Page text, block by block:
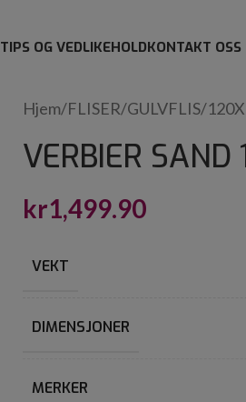
TIPS OG VEDLIKEHOLDKONTAKT OSS
Hjem/FLISER/GULVFLIS/
VERBIER
kr1,499.90
VEKT
DIMENSJONER
MERKER